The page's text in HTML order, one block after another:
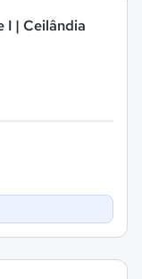
I | Ceilândia